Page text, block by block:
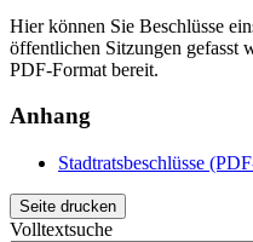
Hier können Sie Beschlüsse
öffentlichen Sitzungen gefasst
PDF-Format bereit.
Anhang
Stadtratsbeschlüsse
Seite drucken
Volltextsuche